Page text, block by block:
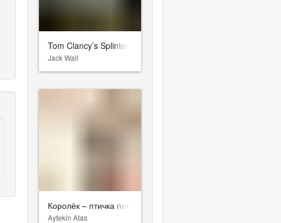
Tom Clancy’s Splinter Cell: Pandora Tomorrow
Jack Wall
Королёк – птичка певчая
Aytekin Atas